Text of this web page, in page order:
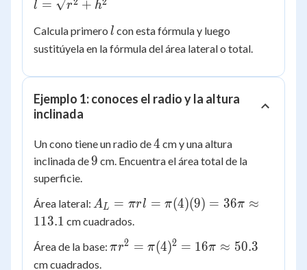
l =
+ h^2}
l = r + h
Calcula primero l
l con esta fórmula y luego
sustitúyela en la fórmula del área lateral o total.
Ejemplo 1: conoces el radio y la altura
inclinada
Un cono tiene un radio de4
4 cm y una altura
inclinada de9
9 cm. Encuentra el área total de la
superficie.
Área lateral: A_L =
\pi r l =
(9) =
36\pi
AL = πrl = π(4)(9) = 36π ≈
113.1 cm cuadrados.
Área de la base: \pi r^2
πr2 = π(4)2 = 16π ≈ 50.3
cm cuadrados.